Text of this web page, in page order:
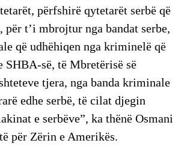
përfshirë qytetarët serbë që
për t’i mbrojtur nga bandat serbe,
që udhëhiqen nga kriminelë që
SHBA-së, të Mbretërisë së
tjera, nga banda kriminale
edhe serbë, të cilat djegin
e serbëve”, ka thënë Osmani
për Zërin e Amerikës.